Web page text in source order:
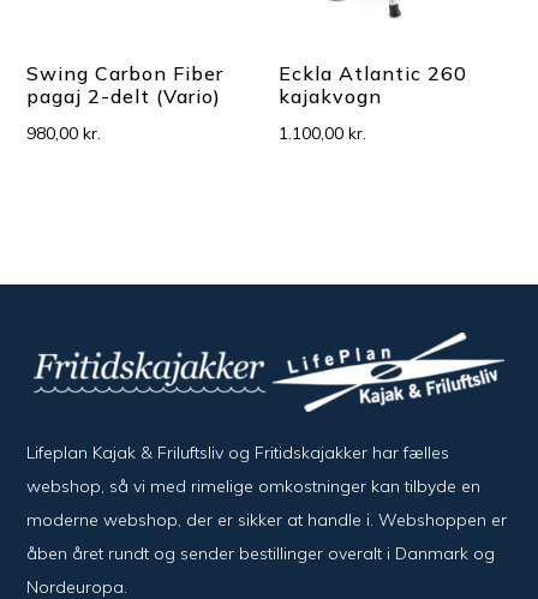
Swing Carbon Fiber
pagaj 2-delt (Vario)
980,00kr.
Eckla Atlantic 260
kajakvogn
1.100,00kr.
Lifeplan Kajak & Friluftsliv og Fritidskajakker har fælles
webshop, så vi med rimelige omkostninger kan tilbyde en
moderne webshop, der er sikker at handle i. Webshoppen er
åben året rundt og sender bestillinger overalt i Danmark og
Nordeuropa.